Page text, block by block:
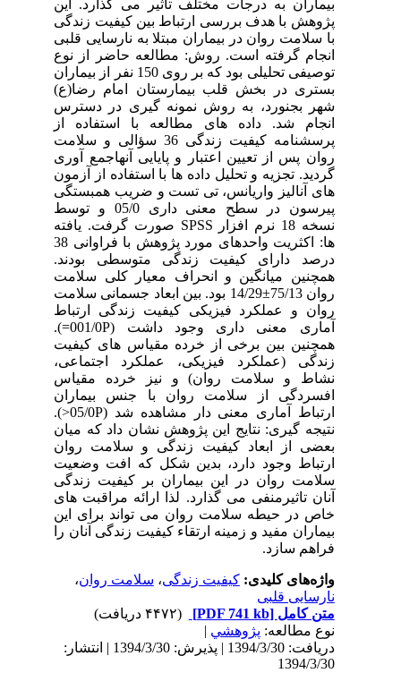
بیماران به درجات مختلف تاثیر می گذارد. این
پژوهش با هدف بررسی ارتباط بین کیفیت زندگی
با سلامت روان در بیماران مبتلا به نارسایی قلبی
انجام گرفته است. روش: مطالعه حاضر از نوع
توصیفی تحلیلی بود که بر روی 150 نفر از بیماران
بستری در بخش قلب بیمارستان امام رضا(ع)
شهر بجنورد، به روش نمونه گیری در دسترس
انجام شد. داده های مطالعه با استفاده از
پرسشنامه کیفیت زندگی 36 سؤالی و سلامت
روان پس از تعیین اعتبار و پایایی آنهاجمع آوری
گردید. تجزیه و تحلیل داده ها با استفاده از آزمون
های آنالیز واریانس، تی تست و ضریب همبستگی
پیرسون در سطح معنی داری 05/0 و توسط
نسخه 18 نرم افزار SPSS صورت گرفت. یافته
ها: اکثریت واحدهای مورد پژوهش با فراوانی 38
درصد دارای کیفیت زندگی متوسطی بودند.
همچنین میانگین و انحراف معیار کلی سلامت
روان 75/13±14/29 بود. بین ابعاد جسمانی سلامت
روان و عملکرد فیزیکی کیفیت زندگی ارتباط
آماری معنی داری وجود داشت (001/0P=).
همچنین بین برخی از خرده مقیاس های کیفیت
زندگی (عملکرد فیزیکی، عملکرد اجتماعی،
نشاط و سلامت روان) و نیز خرده مقیاس
افسردگی از سلامت روان با جنس بیماران
ارتباط آماری معنی دار مشاهده شد (05/0P<).
نتیجه گیری: نتایج این پژوهش نشان داد که میان
بعضی از ابعاد کیفیت زندگی و سلامت روان
ارتباط وجود دارد، بدین شکل که افت وضعیت
سلامت روان در این بیماران بر کیفیت زندگی
آنان تاثیرمنفی می گذارد. لذا ارائه مراقبت های
خاص در حیطه سلامت روان می تواند برای این
بیماران مفید و زمینه ارتقاء کیفیت زندگی آنان را
فراهم سازد.
واژه‌های کلیدی:کیفیت زندگی،سلامت روان ،
نارسایی قلبی
متن کامل[PDF 741 kb]
نوع مطالعه:پژوهشي|
دریافت: 1394/3/30 | پذیرش: 1394/3/30 | انتشار:
1394/3/30